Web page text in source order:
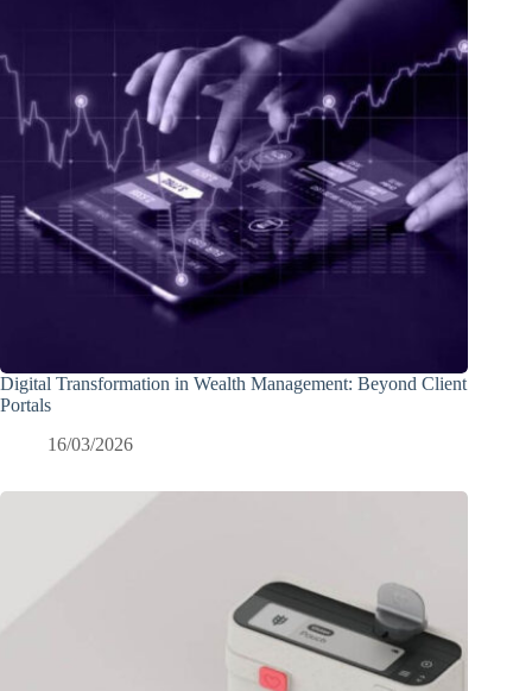
Digital Transformation in Wealth Management: Beyond Client
Portals
16/03/2026